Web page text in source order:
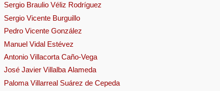
Sergio Braulio Véliz Rodríguez
Sergio Vicente Burguillo
Pedro Vicente González
Manuel Vidal Estévez
Antonio Villacorta Caño-Vega
José Javier Villalba Alameda
Paloma Villarreal Suárez de Cepeda